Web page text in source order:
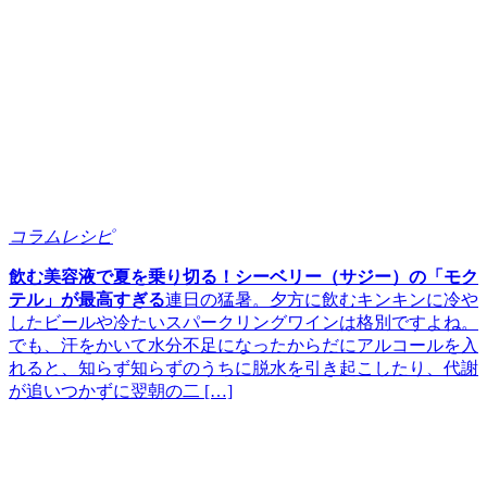
コラムレシピ
飲む美容液で夏を乗り切る！シーベリー（サジー）の「モク
テル」が最高すぎる連日の猛暑。夕方に飲むキンキンに冷や
したビールや冷たいスパークリングワインは格別ですよね。
でも、汗をかいて水分不足になったからだにアルコールを入
れると、知らず知らずのうちに脱水を引き起こしたり、代謝
が追いつかずに翌朝の二 […]